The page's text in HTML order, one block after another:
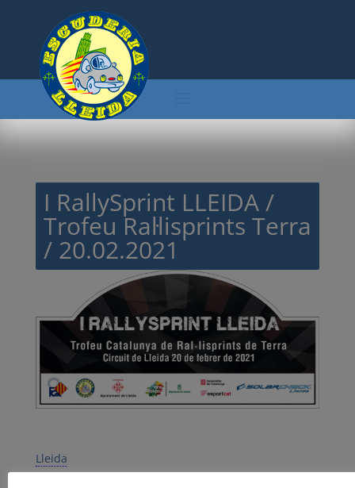
I RallySprint LLEIDA /
Trofeu Ral·lisprints Terra
/ 20.02.2021
Lleida